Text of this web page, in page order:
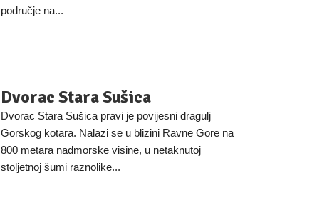
područje na...
Dvorac Stara Sušica
Dvorac Stara Sušica pravi je povijesni dragulj
Gorskog kotara. Nalazi se u blizini Ravne Gore na
800 metara nadmorske visine, u netaknutoj
stoljetnoj šumi raznolike...